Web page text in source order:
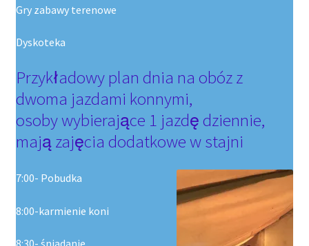
Gry zabawy terenowe
Dyskoteka
Przykładowy plan dnia na obóz z
dwoma jazdami konnymi,
osoby wybierające 1 jazdę dziennie,
mają zajęcia dodatkowe w stajni
7:00- Pobudka
8:00-karmienie koni